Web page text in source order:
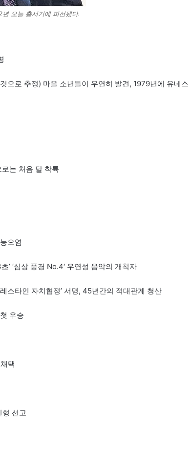
오늘 총서기에 피선됐다.
으로 추정) 마을 소년들이 우연히 발견, 1979년에 유네스
는 처음 달 착륙
오염
’ ‘심상 풍경 No.4′ 우연성 음악의 개척자
스타인 자치협정’ 서명, 45년간의 적대관계 청산
우승
택
선고